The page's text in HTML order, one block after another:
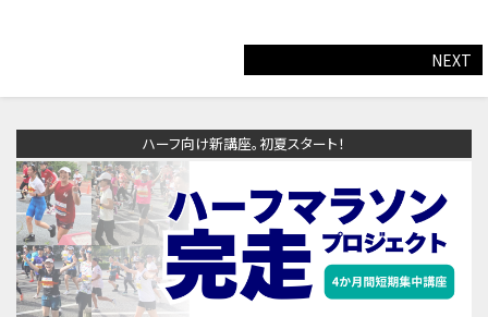
NEXT
ハーフ向け新講座。初夏スタート！